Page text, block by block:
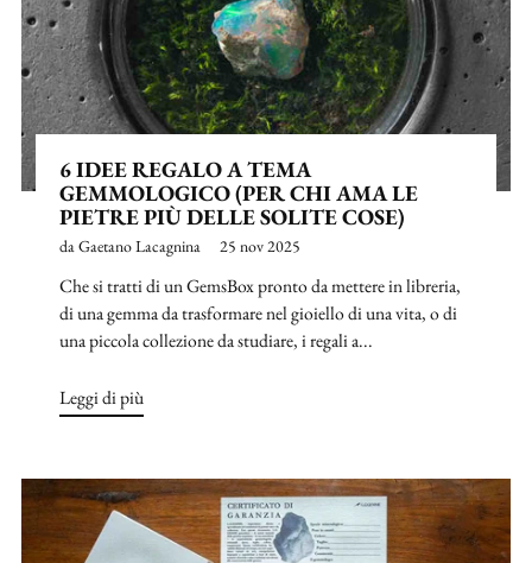
6 IDEE REGALO A TEMA
GEMMOLOGICO (PER CHI AMA LE
PIETRE PIÙ DELLE SOLITE COSE)
da Gaetano Lacagnina 25 nov 2025
Che si tratti di un GemsBox pronto da mettere in libreria,
di una gemma da trasformare nel gioiello di una vita, o di
una piccola collezione da studiare, i regali a...
Leggi di più